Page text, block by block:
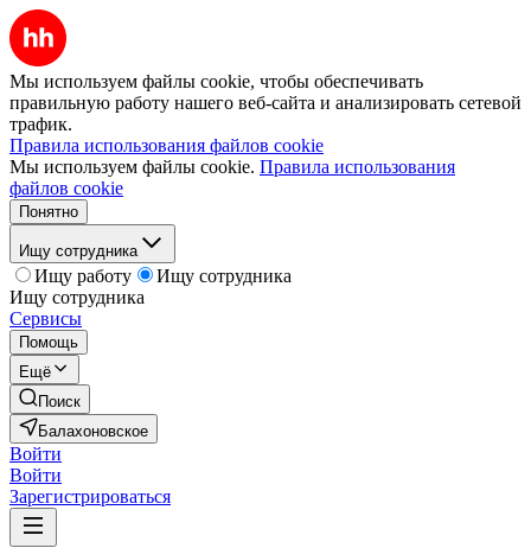
Мы используем файлы cookie, чтобы обеспечивать
правильную работу нашего веб-сайта и анализировать сетевой
трафик.
Правила использования файлов cookie
Мы используем файлы cookie. Правила использования
файлов cookie
Понятно
Ищу сотрудника
Ищу работу
Ищу сотрудника
Ищу сотрудника
Сервисы
Помощь
Ещё
Поиск
Балахоновское
Войти
Войти
Зарегистрироваться